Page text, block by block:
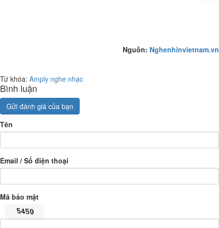
Nguồn: Nghenhinvietnam.vn
Từ khóa: Amply nghe nhạc
Bình luận
Gửi đánh giá của bạn
Tên
Email / Số điện thoại
Mã bảo mật